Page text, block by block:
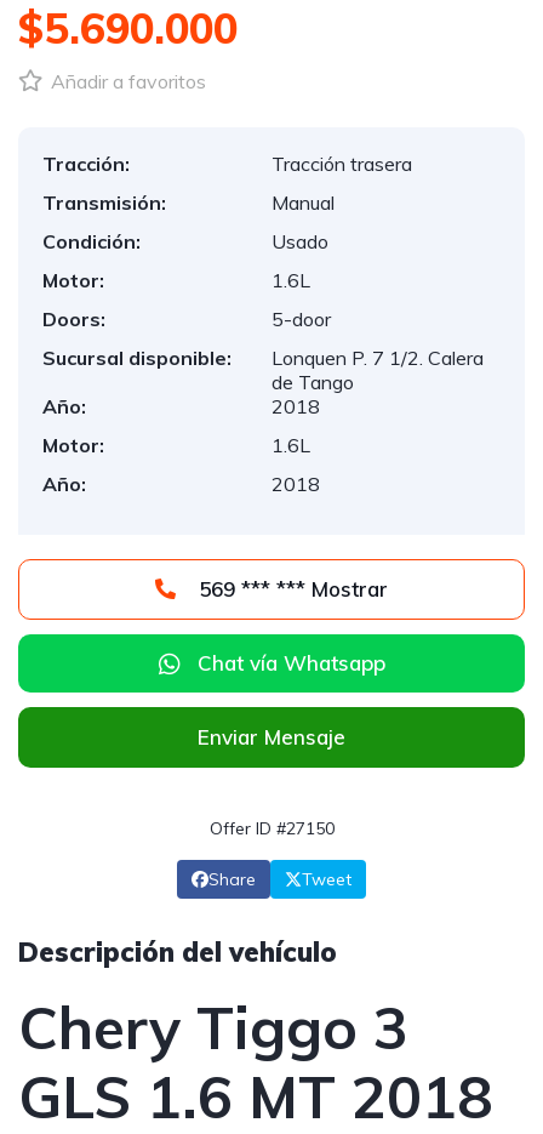
$5.690.000
Añadir a favoritos
Tracción:
Tracción trasera
Transmisión:
Manual
Condición:
Usado
Motor:
1.6L
Doors:
5-door
Sucursal disponible:
Lonquen P. 7 1/2. Calera
de Tango
Año:
2018
Motor:
1.6L
Año:
2018
569 *** *** Mostrar
Chat vía Whatsapp
Enviar Mensaje
Offer ID #27150
Share Tweet
Descripción del vehículo
Chery Tiggo 3
GLS 1.6 MT 2018